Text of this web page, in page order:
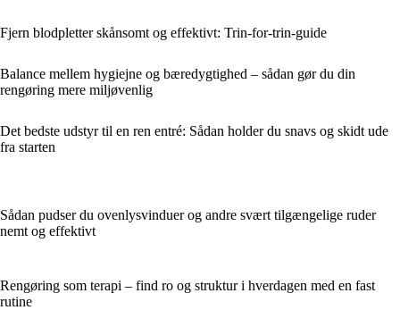
Fjern blodpletter skånsomt og effektivt: Trin-for-trin-guide
Balance mellem hygiejne og bæredygtighed – sådan gør du din
rengøring mere miljøvenlig
Det bedste udstyr til en ren entré: Sådan holder du snavs og skidt ude
fra starten
Sådan pudser du ovenlysvinduer og andre svært tilgængelige ruder
nemt og effektivt
Rengøring som terapi – find ro og struktur i hverdagen med en fast
rutine